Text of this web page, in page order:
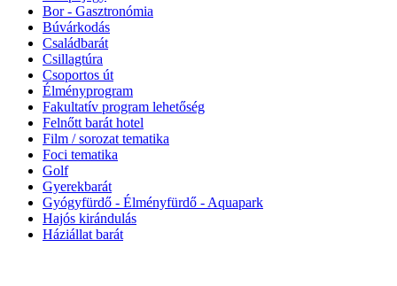
Bor - Gasztronómia
Búvárkodás
Családbarát
Csillagtúra
Csoportos út
Élményprogram
Fakultatív program lehetőség
Felnőtt barát hotel
Film / sorozat tematika
Foci tematika
Golf
Gyerekbarát
Gyógyfürdő - Élményfürdő - Aquapark
Hajós kirándulás
Háziállat barát